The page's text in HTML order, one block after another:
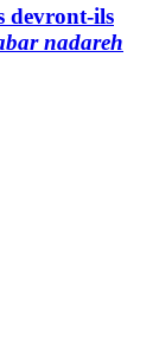
devront-ils
nadareh